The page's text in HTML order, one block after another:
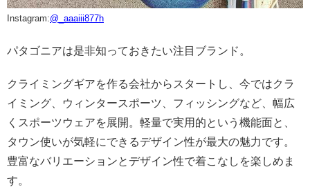
Instagram:@_aaaiii877h
パタゴニアは是非知っておきたい注目ブランド。
クライミングギアを作る会社からスタートし、今ではクラ
イミング、ウィンタースポーツ、フィッシングなど、幅広
くスポーツウェアを展開。軽量で実用的という機能面と、
タウン使いが気軽にできるデザイン性が最大の魅力です。
豊富なバリエーションとデザイン性で着こなしを楽しめま
す。